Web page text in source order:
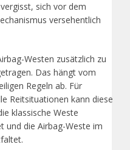
sich vor dem
versehentlich
Westen zusätzlich zu
Das hängt vom
Regeln ab. Für
Reitsituationen kann diese
klassische Weste
und die Airbag-Weste im